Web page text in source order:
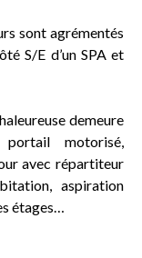
sont agrémentés
S/E d’un SPA et
demeure
motorisé,
avec répartiteur
aspiration
étages…